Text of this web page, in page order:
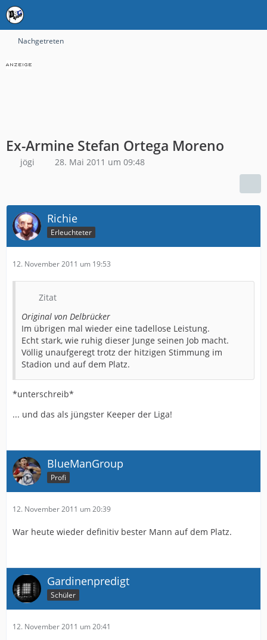
Nachgetreten
Ex-Armine Stefan Ortega Moreno
jögi 28. Mai 2011 um 09:48
Richie
Erleuchteter
12. November 2011 um 19:53
Zitat
Original von Delbrücker
Im übrigen mal wieder eine tadellose Leistung.
Echt stark, wie ruhig dieser Junge seinen Job macht.
Völlig unaufgeregt trotz der hitzigen Stimmung im
Stadion und auf dem Platz.
*unterschreib*
... und das als jüngster Keeper der Liga!
BlueManGroup
Profi
12. November 2011 um 20:39
War heute wieder definitiv bester Mann auf dem Platz.
Gardinenpredigt
Schüler
12. November 2011 um 20:41